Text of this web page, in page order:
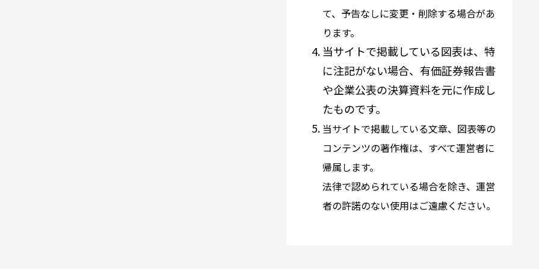
て、予告なしに変更・削除する場合があ
ります。
当サイトで掲載している図表は、特
に注記がない場合、有価証券報告書
や企業公表の決算資料を元に作成し
たものです。
当サイトで掲載している文章、図表等の
コンテンツの著作権は、すべて運営者に
帰属します。
法律で認められている場合を除き、運営
者の許諾のない使用はご遠慮ください。